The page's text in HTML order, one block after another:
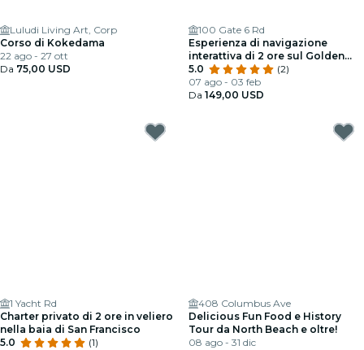
Luludi Living Art, Corp
Corso di Kokedama
22 ago - 27 ott
Da 75,00 USD
100 Gate 6 Rd
Esperienza di navigazione
interattiva di 2 ore sul Golden
Gate
5.0
(2)
07 ago - 03 feb
Da 149,00 USD
1 Yacht Rd
Charter privato di 2 ore in veliero
nella baia di San Francisco
5.0
(1)
408 Columbus Ave
Delicious Fun Food e History
Tour da North Beach e oltre!
08 ago - 31 dic